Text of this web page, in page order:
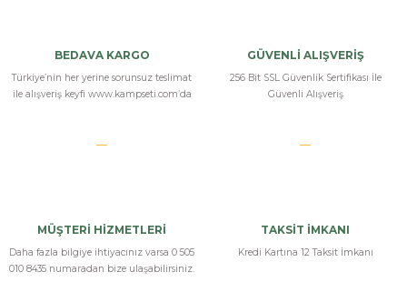
BEDAVA KARGO
Türkiye’nin her yerine sorunsuz teslimat
ile alışveriş keyfi www.kampseti.com’da
GÜVENLİ ALIŞVERİŞ
256 Bit SSL Güvenlik Sertifikası İle
Güvenli Alışveriş
MÜŞTERİ HİZMETLERİ
Daha fazla bilgiye ihtiyacınız varsa 0 505
010 8435 numaradan bize ulaşabilirsiniz.
TAKSİT İMKANI
Kredi Kartına 12 Taksit İmkanı